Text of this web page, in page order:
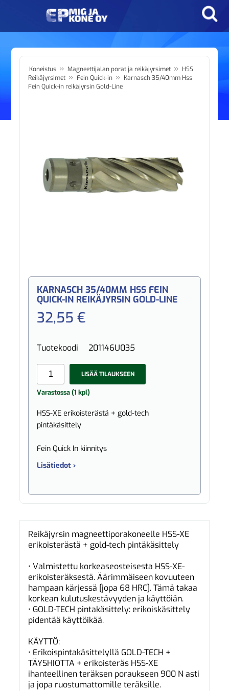
Koneistus » Magneettijalan porat ja reikäjyrsimet » HSS
Reikäjyrsimet » Fein Quick-in » Karnasch 35/40mm Hss
Fein Quick-in reikäjyrsin Gold-Line
KARNASCH 35/40MM HSS FEIN
QUICK-IN REIKÄJYRSIN GOLD-LINE
32,55 €
Tuotekoodi 201146U035
LISÄÄ TILAUKSEEN
Varastossa (1 kpl)
HSS-XE erikoisterästä + gold-tech
pintäkäsittely
Fein Quick In kiinnitys
Lisätiedot ›
Reikäjyrsin magneettiporakoneelle HSS-XE
erikoisterästä + gold-tech pintäkäsittely
• Valmistettu korkeaseosteisesta HSS-XE-
erikoisteräksestä. Äärimmäiseen kovuuteen
hampaan kärjessä [jopa 68 HRC]. Tämä takaa
korkean kulutuskestävyyden ja käyttöiän.
• GOLD-TECH pintakäsittely: erikoiskäsittely
pidentää käyttöikää.
KÄYTTÖ:
• Erikoispintakäsittelyllä GOLD-TECH +
TÄYSHIOTTA + erikoisteräs HSS-XE
ihanteellinen teräksen poraukseen 900 N asti
ja jopa ruostumattomille teräksille.